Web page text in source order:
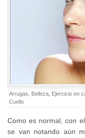
Arrugas Belleza Ejercicio en
Cuello
Como es normal, con
se van notando aún